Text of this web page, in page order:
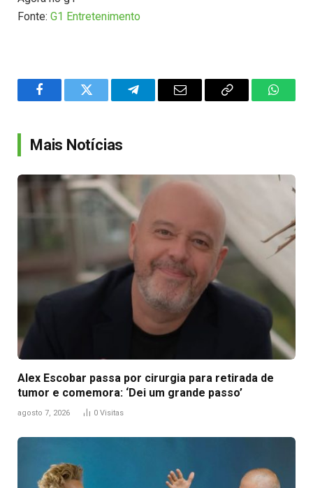
Fonte: G1 Entretenimento
FacebookTwitter TelegramEmail
Copy
Mais Notícias
Alex Escobar passa por cirurgia para retirada de
tumor e comemora: ‘Dei um grande passo’
agosto 7, 2026 0 Visitas